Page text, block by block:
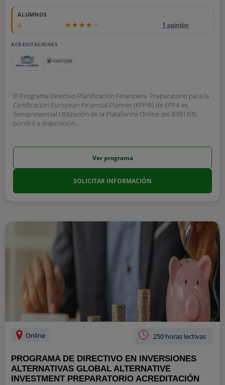
ALUMNOS
4 1 opinión
ACREDITACIONES
El Programa Directivo Planificación Financiera. Preparatorio para la
Certificación European Financial Planner (€FP®) de EFPA es
Semipresencial.Utilización de la Plataforma Online del IEBEl IEB,
pondrá a disposición...
Ver programa
SOLICITAR INFORMACIÓN
Online 250 horas lectivas
PROGRAMA DE DIRECTIVO EN INVERSIONES
ALTERNATIVAS GLOBAL ALTERNATIVE
INVESTMENT PREPARATORIO ACREDITACIÓN